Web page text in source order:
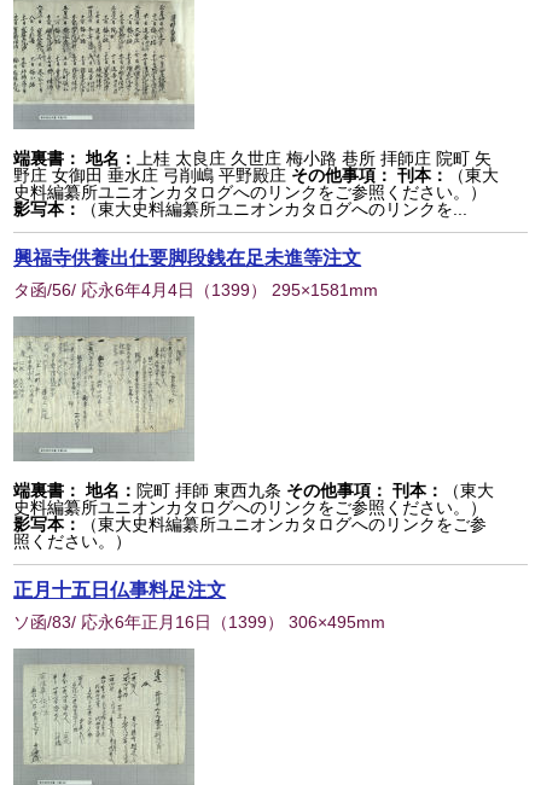
端裏書： 地名：
上桂 太良庄 久世庄 梅小路 巷所 拝師庄 院町 矢
野庄 女御田 垂水庄 弓削嶋 平野殿庄 その他事項： 刊本：
（東大
史料編纂所ユニオンカタログへのリンクをご参照ください。）
影写本：
（東大史料編纂所ユニオンカタログへのリンクを...
興福寺供養出仕要脚段銭在足未進等注文
タ函/56/ 応永6年4月4日 （1399） 295×1581mm
端裏書： 地名： 院町 拝師 東西九条 その他事項： 刊本：
（東大
史料編纂所ユニオンカタログへのリンクをご参照ください。）
影写本：
（東大史料編纂所ユニオンカタログへのリンクをご参
照ください。）
正月十五日仏事料足注文
ソ函/83/ 応永6年正月16日 （1399） 306×495mm